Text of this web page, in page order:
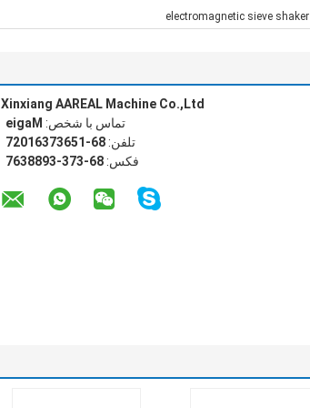
electromagnetic sieve shaker
Xinxiang AAREAL Machine Co.,Ltd
تماس با شخص: Magie
تلفن: 86-15637361027
فکس: 86-373-3988367